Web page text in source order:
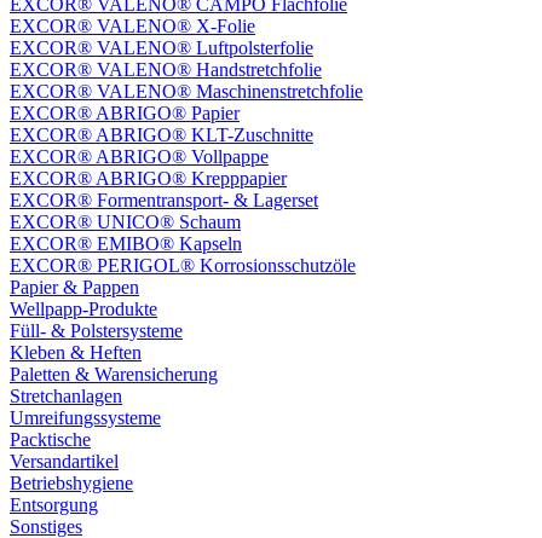
EXCOR® VALENO® X-Folie
EXCOR® VALENO® Luftpolsterfolie
EXCOR® VALENO® Handstretchfolie
EXCOR® VALENO® Maschinenstretchfolie
EXCOR® ABRIGO® Papier
EXCOR® ABRIGO® KLT-Zuschnitte
EXCOR® ABRIGO® Vollpappe
EXCOR® ABRIGO® Krepppapier
EXCOR® Formentransport- & Lagerset
EXCOR® UNICO® Schaum
EXCOR® EMIBO® Kapseln
EXCOR® PERIGOL® Korrosionsschutzöle
Papier & Pappen
Wellpapp-Produkte
Füll- & Polstersysteme
Kleben & Heften
Paletten & Warensicherung
Stretchanlagen
Umreifungssysteme
Packtische
Versandartikel
Betriebshygiene
Entsorgung
Sonstiges